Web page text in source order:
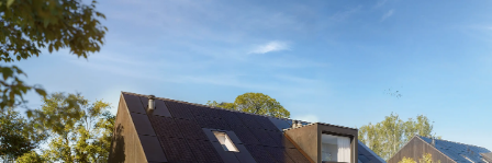
Moderne Architectuur met kennis